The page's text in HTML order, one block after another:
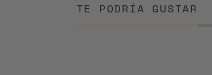
TE PODRÍA GUSTAR